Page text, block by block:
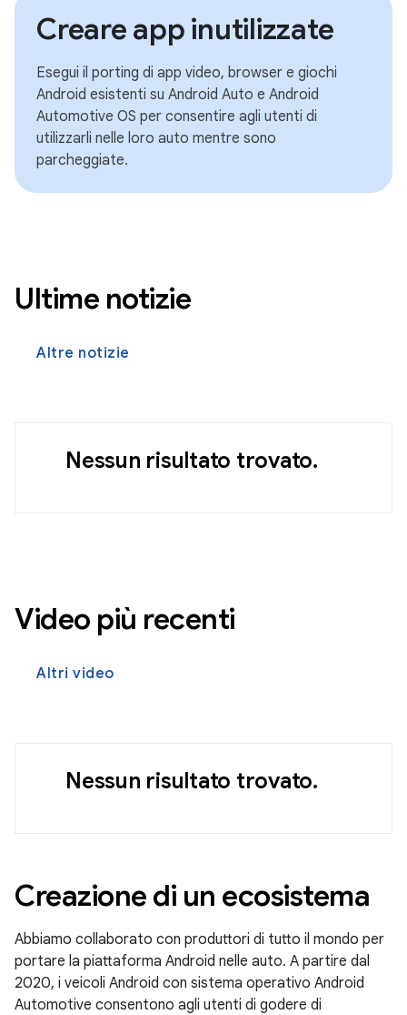
Creare app inutilizzate
Esegui il porting di app video, browser e giochi
Android esistenti su Android Auto e Android
Automotive OS per consentire agli utenti di
utilizzarli nelle loro auto mentre sono
parcheggiate.
Ultime notizie
Altre notizie
Nessun risultato trovato.
Video più recenti
Altri video
Nessun risultato trovato.
Creazione di un ecosistema
Abbiamo collaborato con produttori di tutto il mondo per
portare la piattaforma Android nelle auto. A partire dal
2020, i veicoli Android con sistema operativo Android
Automotive consentono agli utenti di godere di